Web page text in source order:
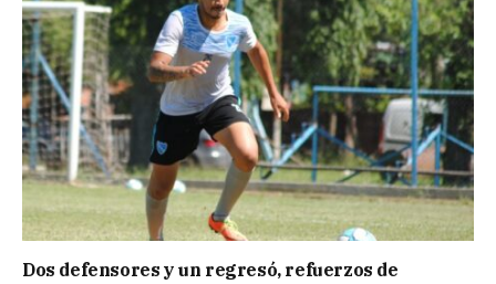
Dos defensores y un regresó, refuerzos de